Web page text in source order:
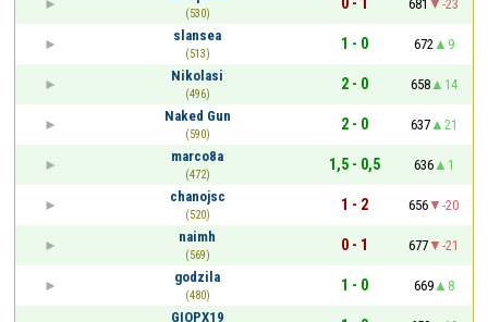
(530)
681
-23
slansea
(513)
1 - 0 672
9
Nikolasi
(496)
2 - 0 658
14
Naked Gun
(590)
2 - 0 637
21
marco8a
(472)
1,5 - 0,5 636
1
chanojsc
(520)
1 - 2 656
-20
naimh
(569)
0 - 1 677
-21
godzila
(480)
1 - 0 669
8
GIOPX19